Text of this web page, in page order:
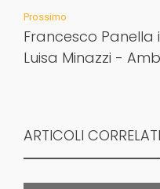
Prossimo
Francesco
Luisa Minazzi -
ARTICOLI CORRELATI